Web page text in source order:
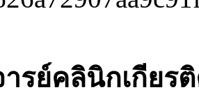
ารย์คลินิกเกีย